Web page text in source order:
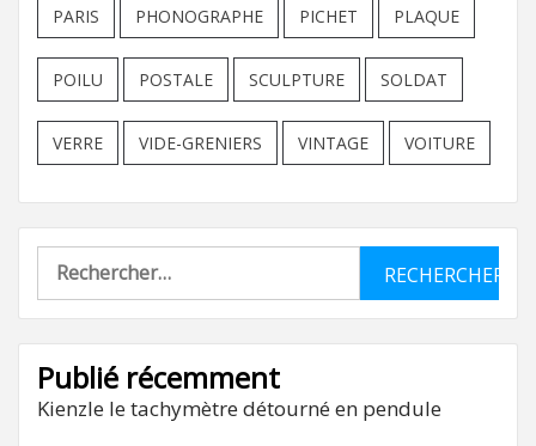
PARIS PHONOGRAPHE PICHET PLAQUE
POILU POSTALE SCULPTURE SOLDAT
VERRE VIDE-GRENIERS VINTAGE VOITURE
Rechercher :
Publié récemment
Kienzle le tachymètre détourné en pendule